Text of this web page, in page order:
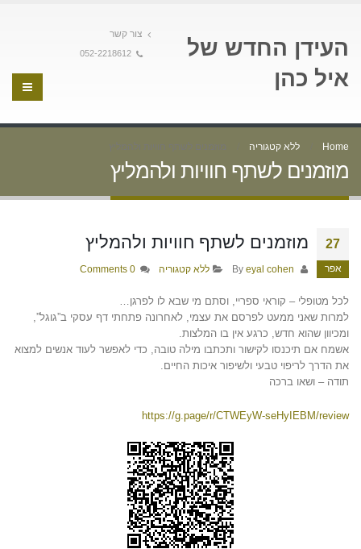
העידן החדש של
איל כהן
צור קשר
052-2218612
Home ללא קטגוריה מוזמנים לשתף חוויות ולהמליץ
מוזמנים לשתף חוויות ולהמליץ
27
אפר
מוזמנים לשתף חוויות ולהמליץ
eyal cohen ללא קטגוריה 0 Comments
לכל מטופלי – קוראי ספריי, וסתם מי שבא לו לפרגן…
למרות שאני ממעט לפרסם את עצמי, לאחרונה פתחתי דף עסקי ב”גוגל”,
ומכיוון שהוא חדש, כרגע אין בו המלצות.
אשמח אם תיכנסו לקישור ותכתבו מילה טובה, כדי לאפשר לעוד אנשים למצוא
את הדרך לריפוי טבעי ולשיפור איכות החיים.
תודה – ושאו ברכה
https://g.page/r/CTWEyW-seHyIEBM/review